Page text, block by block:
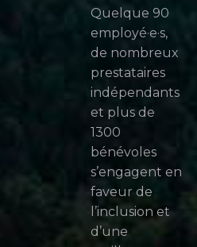
Quelque 90
employé·e·s,
de nombreux
prestataires
indépendants
et plus de
1300
bénévoles
s’engagent en
faveur de
l’inclusion et
d’une